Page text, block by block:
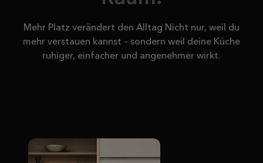
Mehr Platz verändert den Alltag Nicht nur, weil du
mehr verstauen kannst – sondern weil deine Küche
ruhiger, einfacher und angenehmer wirkt.